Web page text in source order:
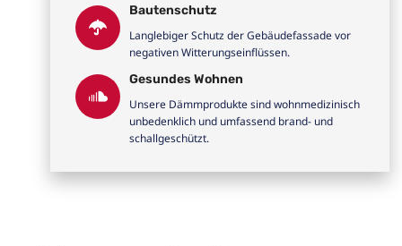
Bautenschutz
Langlebiger Schutz der Gebäudefassade vor
negativen Witterungseinflüssen.
Gesundes Wohnen
Unsere Dämmprodukte sind wohnmedizinisch
unbedenklich und umfassend brand- und
schallgeschützt.